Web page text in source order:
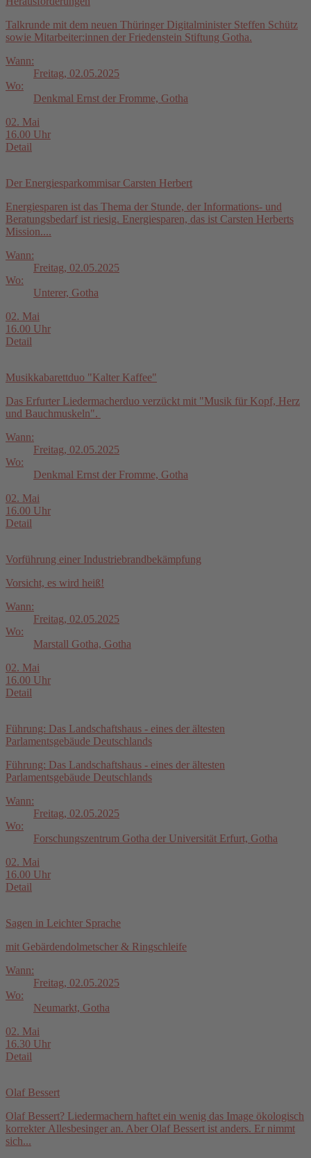
Talkrunde mit dem neuen Thüringer Digitalminister Steffen Schütz
sowie Mitarbeiter:innen der Friedenstein Stiftung Gotha.
Wann:
Freitag, 02.05.2025
Wo:
Denkmal Ernst der Fromme, Gotha
02. Mai
16.00 Uhr
Detail
Der Energiesparkommisar Carsten Herbert
Energiesparen ist das Thema der Stunde, der Informations- und
Beratungsbedarf ist riesig. Energiesparen, das ist Carsten Herberts
Mission....
Wann:
Freitag, 02.05.2025
Wo:
Unterer, Gotha
02. Mai
16.00 Uhr
Detail
Musikkabarettduo "Kalter Kaffee"
Das Erfurter Liedermacherduo verzückt mit "Musik für Kopf, Herz
und Bauchmuskeln".
Wann:
Freitag, 02.05.2025
Wo:
Denkmal Ernst der Fromme, Gotha
02. Mai
16.00 Uhr
Detail
Vorführung einer Industriebrandbekämpfung
Vorsicht, es wird heiß!
Wann:
Freitag, 02.05.2025
Wo:
Marstall Gotha, Gotha
02. Mai
16.00 Uhr
Detail
Führung: Das Landschaftshaus - eines der ältesten
Parlamentsgebäude Deutschlands
Führung: Das Landschaftshaus - eines der ältesten
Parlamentsgebäude Deutschlands
Wann:
Freitag, 02.05.2025
Wo:
Forschungszentrum Gotha der Universität Erfurt, Gotha
02. Mai
16.00 Uhr
Detail
Sagen in Leichter Sprache
mit Gebärdendolmetscher & Ringschleife
Wann:
Freitag, 02.05.2025
Wo:
Neumarkt, Gotha
02. Mai
16.30 Uhr
Detail
Olaf Bessert
Olaf Bessert? Liedermachern haftet ein wenig das Image ökologisch
korrekter Allesbesinger an. Aber Olaf Bessert ist anders. Er nimmt
sich...